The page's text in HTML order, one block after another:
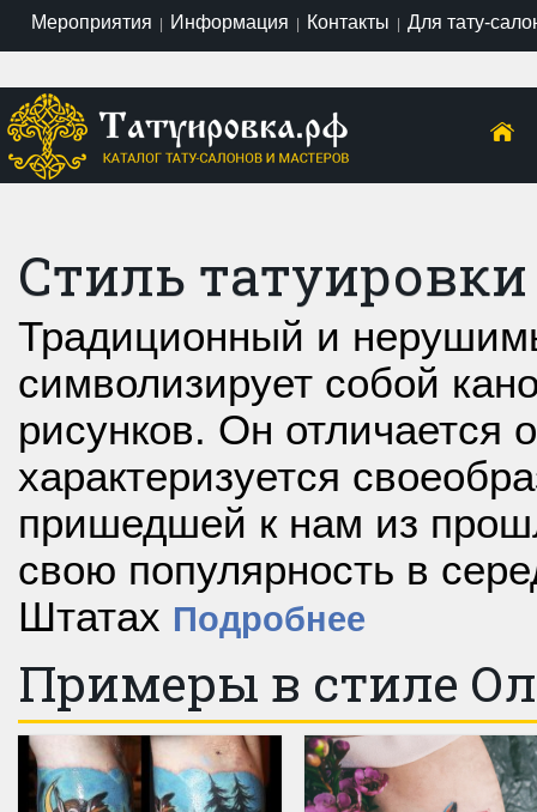
Мероприятия | Информация | Контакты | Для тату-
Стиль
Традиционный и
символизирует собой
рисунков. Он отличается
характеризуется
пришедшей к нам из
свою популярность в
Штатах Подробнее
Примеры в стиле